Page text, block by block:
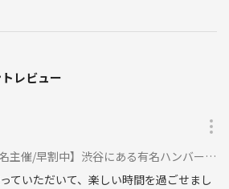
レビュー
割中】渋谷にある有名ハンバーグ専門店🐤🐤🌿🌈に行こう✨✨20代30代限定に参加
ていただいて、楽しい時間を過ごせまし